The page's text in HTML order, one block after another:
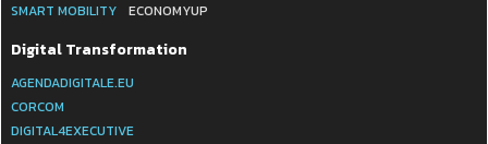
SMART MOBILITY
ECONOMYUP
Digital Transformation
AGENDADIGITALE.EU
CORCOM
DIGITAL4EXECUTIVE